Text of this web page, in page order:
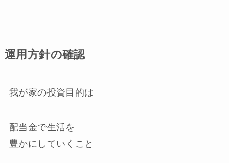
運用方針の確認
我が家の投資目的は
配当金で生活を
豊かにしていくこと